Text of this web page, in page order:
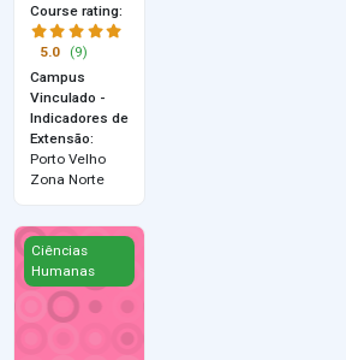
Course rating:
5.0
(9)
Campus
Vinculado -
Indicadores de
Extensão:
Porto Velho
Zona Norte
Competências Digitais para
Ciências
Humanas